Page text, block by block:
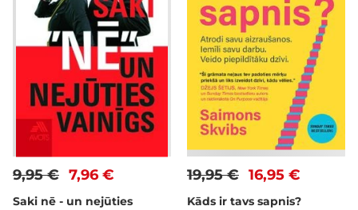
7,96 €
9,95 €
Saki nē - un nejūties
16,95 €
19,95 €
Kāds ir tavs sapnis?